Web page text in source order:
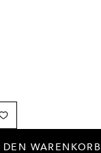
DEN WARENKORB